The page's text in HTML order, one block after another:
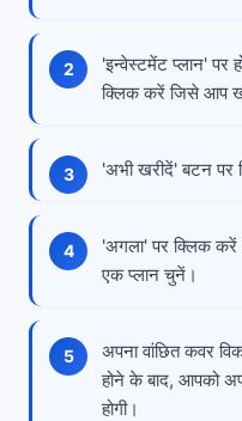
'इन्वेस्टमेंट प्लान' पर
क्लिक करें जिसे आप
'अभी खरीदें' बटन
'अगला' पर क्लिक
एक प्लान चुनें।
अपना वांछित कवर
होने के बाद, आपको
होगी।